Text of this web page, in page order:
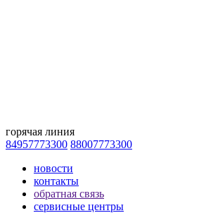
горячая линия
84957773300 88007773300
новости
контакты
обратная связь
сервисные центры